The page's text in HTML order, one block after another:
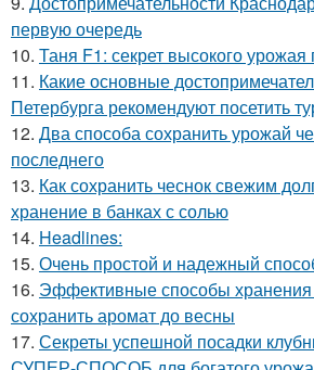
первую очередь
10. Таня F1: секрет высокого
11. Какие основные
Петербурга рекомендуют посетить
12. Два способа сохранить урожай
последнего
13. Как сохранить чеснок свежим
хранение в банках с солью
14. Headlines:
15. Очень простой и надежный
16. Эффективные способы хранения
сохранить аромат до весны
17. Секреты успешной посадки